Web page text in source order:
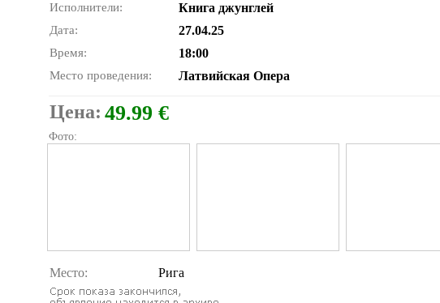
Исполнители: Книга джунглей
Дата: 27.04.25
Время: 18:00
Место проведения: Латвийская Опера
Цена: 49.99 €
Фото:
Место: Рига